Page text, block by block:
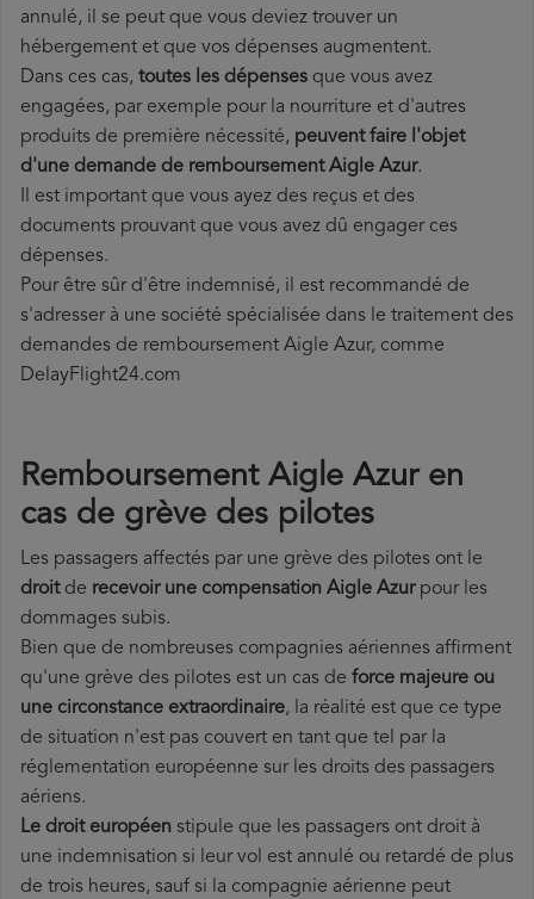
annulé, il se peut que vous deviez trouver un
hébergement et que vos dépenses augmentent.
Dans ces cas, toutes les dépenses que vous avez
engagées, par exemple pour la nourriture et d'autres
produits de première nécessité, peuvent faire l'objet
d'une demande de remboursement Aigle Azur.
Il est important que vous ayez des reçus et des
documents prouvant que vous avez dû engager ces
dépenses.
Pour être sûr d'être indemnisé, il est recommandé de
s'adresser à une société spécialisée dans le traitement des
demandes de remboursement Aigle Azur, comme
DelayFlight24.com
Remboursement Aigle Azur en
cas de grève des pilotes
Les passagers affectés par une grève des pilotes ont le
droitde recevoir une compensation Aigle Azurpour les
dommages subis.
Bien que de nombreuses compagnies aériennes affirment
qu'une grève des pilotes est un cas de force majeure ou
une circonstance extraordinaire, la réalité est que ce type
de situation n'est pas couvert en tant que tel par la
réglementation européenne sur les droits des passagers
aériens.
Le droit européen stipule que les passagers ont droit à
une indemnisation si leur vol est annulé ou retardé de plus
de trois heures, sauf si la compagnie aérienne peut